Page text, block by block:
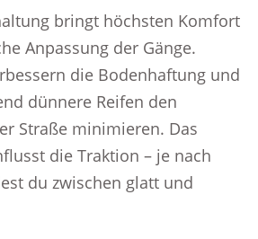
bringt höchsten Komfort
Anpassung der Gänge.
die Bodenhaftung und
dünnere Reifen den
Straße minimieren. Das
die Traktion – je nach
du zwischen glatt und